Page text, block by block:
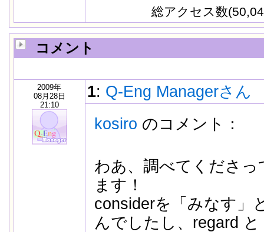
総アクセス数
コメント
2009年
08月28日
21:10
1: Q-Eng Managerさん
kosiro のコメント：
わあ、調べてくださ
ます！
considerを「みなす」
んでしたし、regard